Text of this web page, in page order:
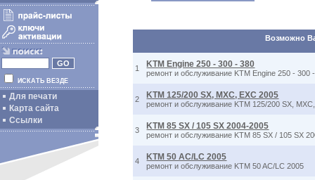
ИСКАТЬ ВЕЗДЕ
Для печати
Карта сайта
Ссылки
Возможно
1 KTM Engine 250 - 300 - 380
ремонт и обслуживание KTM Engine 250 - 300
2 KTM 125/200 SX, MXC, EXC 2005
ремонт и обслуживание KTM 125/200 SX,
3 KTM 85 SX / 105 SX 2004-2005
ремонт и обслуживание KTM 85 SX / 105 SX
4 KTM 50 AC/LC 2005
ремонт и обслуживание KTM 50 AC/LC 2005